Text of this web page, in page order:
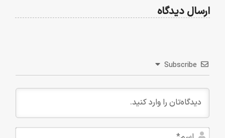
ارسال دیدگاه
Subscribe